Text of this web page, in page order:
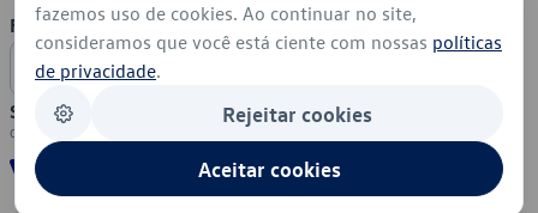
Formas de Pagamento
Segurança
fazemos uso de cookies. Ao continuar no site,
consideramos que você está ciente com nossas políticas
de privacidade.
Rejeitar cookies
Aceitar cookies